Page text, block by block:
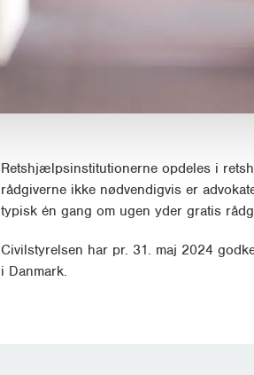
Retshjælpsinstitutionerne opdeles i
rådgiverne ikke nødvendigvis er
typisk én gang om ugen yder gratis
Civilstyrelsen har pr. 31. maj 2024
i Danmark.